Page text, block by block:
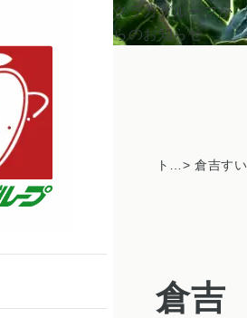
クラカグループか
らのお知らせ
トピックス一覧
倉吉